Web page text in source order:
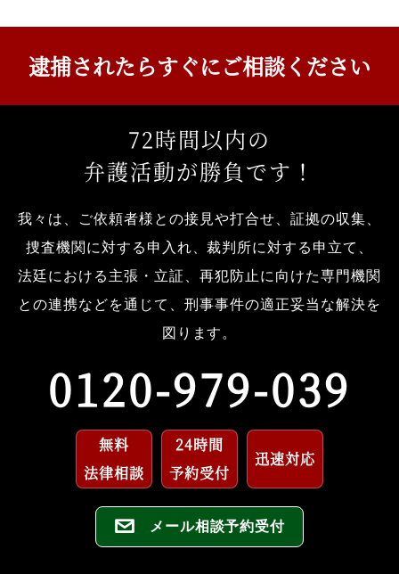
逮捕されたらすぐにご相談ください
72時間以内の
弁護活動が勝負です！
我々は、ご依頼者様との接見や打合せ、証拠の収集、
捜査機関に対する申入れ、裁判所に対する申立て、
法廷における主張・立証、再犯防止に向けた専門機関
との連携などを通じて、刑事事件の適正妥当な解決を
図ります。
0120-979-039
無料
法律相談
24時間
予約受付
迅速対応
メール相談予約受付